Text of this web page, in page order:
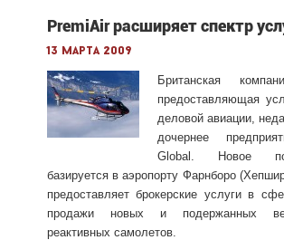
PremiAir расширяет спектр
13 марта 2009
Британская
предоставляющая
деловой авиации,
дочернее
Global. Новое
базируется в аэропорту Фарнборо
предоставляет брокерские услуги в
продажи новых и подержанных
реактивных самолетов.